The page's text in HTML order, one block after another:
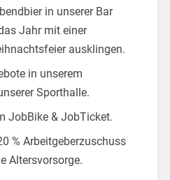
in unserer Bar
Jahr mit einer
ausklingen.
in unserem
Sporthalle.
JobBike & JobTicket.
% Arbeitgeberzuschuss
Altersvorsorge.